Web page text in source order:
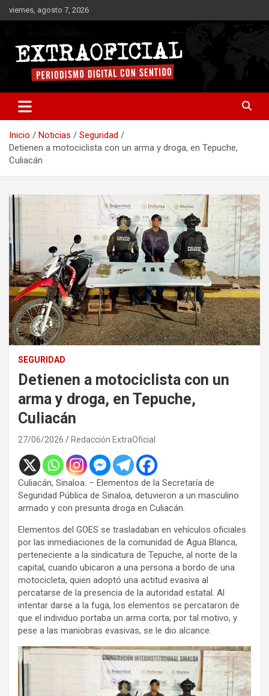
Saltar
al
viernes, agosto 7, 2026
Extraoficial
Inicio Noticias
Seguridad
Detienen a motociclista con un arma y droga, en Tepuche,
Culiacán
SEGURIDAD
Detienen a motociclista con un
arma y droga, en Tepuche,
Culiacán
27/06/2026 Redacción ExtraOficial
Culiacán, Sinaloa. – Elementos de la Secretaría de
Seguridad Pública de Sinaloa, detuvieron a un masculino
armado y con presunta droga en Culiacán.
Elementos del GOES se trasladaban en vehículos oficiales
por las inmediaciones de la comunidad de Agua Blanca,
perteneciente a la sindicatura de Tepuche, al norte de la
capital, cuando ubicaron a una persona a bordo de una
motocicleta, quien adoptó una actitud evasiva al
percatarse de la presencia de la autoridad estatal. Al
intentar darse a la fuga, los elementos se percataron de
que el individuo portaba un arma corta; por tal motivo, y
pese a las maniobras evasivas, se le dio alcance.